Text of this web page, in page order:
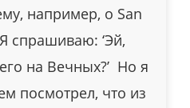
например, о San
спрашиваю: ‘Эй,
на Вечных?’ Но я
посмотрел, что из